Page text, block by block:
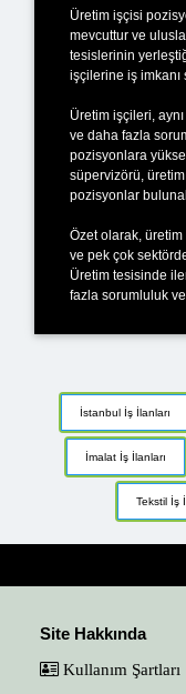
Üretim işçisi
mevcuttur ve
tesislerinin
işçilerine iş imkanı
Üretim işçileri,
ve daha fazla
pozisyonlara
süpervizörü,
pozisyonlar
Özet olarak,
ve pek çok
Üretim tesisinde
fazla sorumluluk
İstanbul İş İlanları
İmalat İş İlanları
Tekstil İş
Site Hakkında
Kullanım Şartları